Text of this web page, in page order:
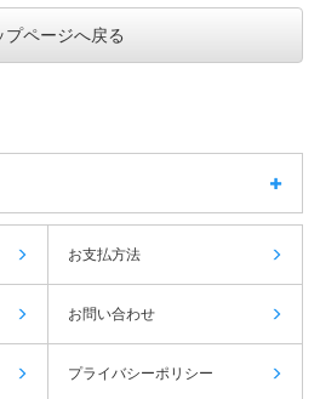
プページへ戻る
お支払方法
お問い合わせ
プライバシーポリシー